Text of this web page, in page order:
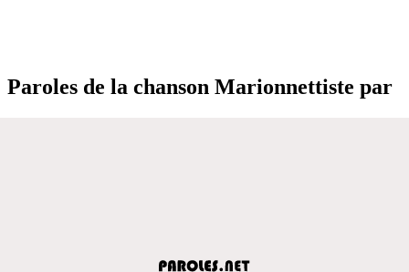
Paroles de la chanson Marionnettiste par